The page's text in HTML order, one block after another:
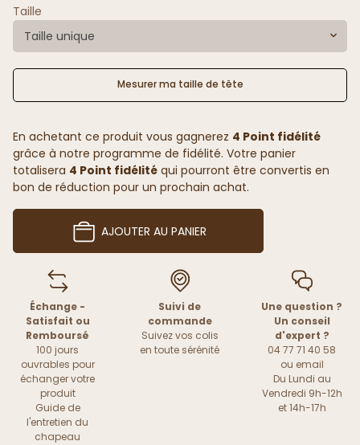
Taille
Taille unique
Mesurer ma taille de tête
En achetant ce produit vous gagnerez 4 Point fidélité
grâce à notre programme de fidélité. Votre panier
totalisera 4 Point fidélité qui pourront être convertis en
bon de réduction pour un prochain achat.
AJOUTER AU PANIER
Échange -
Satisfait ou
Remboursé
100 jours
ouvrables pour
échanger votre
produit
Guide de
l'entretien du
chapeau
Suivi de
commande
Suivez vos colis
en toute sérénité
Une question ?
Un conseil
d'expert ?
04 77 71 40 58
ou email
Du Lundi au
Vendredi 9h-12h
et 14h-17h